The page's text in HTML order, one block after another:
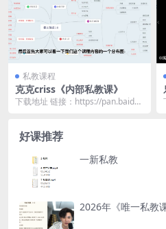
私教课程
克克criss《内部私教课》
下载地址 链接：https://pan.baidu.
好课推荐
一新私教
2026年《唯一私教